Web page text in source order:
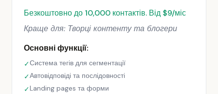
Безкоштовно до 10,000 контактів. Від $9/міс
Краще для: Творці контенту та блогери
Основні функції:
✓Система тегів для сегментації
✓Автовідповіді та послідовності
✓Landing pages та форми